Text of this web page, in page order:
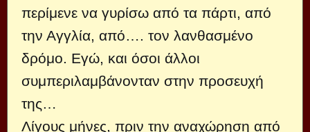
περίμενε να γυρίσω από τα πάρτι, από
την Αγγλία, από…. τον λανθασμένο
δρόμο. Εγώ, και όσοι άλλοι
συμπεριλαμβάνονταν στην προσευχή
της…
Λίγους μήνες, πριν την αναχώρηση από